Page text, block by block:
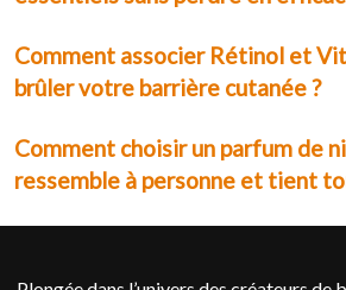
Comment associer Rétinol et
brûler votre barrière cutanée ?
Comment choisir un parfum de
ressemble à personne et tient